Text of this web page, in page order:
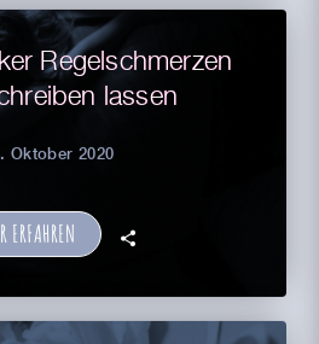
Regelschmerzen
lassen
Oktober 2020
ERFAHREN 🗣